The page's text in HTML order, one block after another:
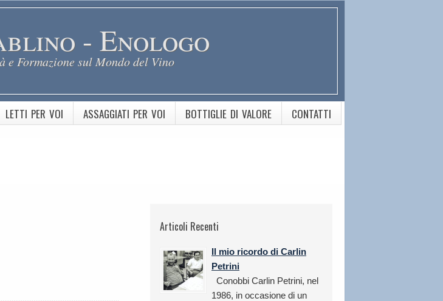
- Enologo
e Formazione sul Mondo del Vino
LETTI PER VOI ASSAGGIATI PER VOI BOTTIGLIE DI VALORE CONTATTI
Articoli Recenti
Il mio ricordo di Carlin
Petrini
Conobbi Carlin Petrini, nel
1986, in occasione di un